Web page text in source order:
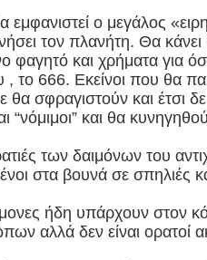
εμφανιστεί ο μεγάλος
τον πλανήτη. Θα
φαγητό και χρήματα για
, το 666. Εκείνοι που θα
θα σφραγιστούν και
“νόμιμοι” και θα
των δαιμόνων του
στα βουνά σε σπηλιές
ήδη υπάρχουν στον
αλλά δεν είναι ορατοί